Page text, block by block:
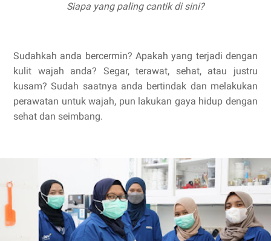
Siapa yang paling cantik di sini?
Sudahkah anda bercermin? Apakah yang terjadi dengan
kulit wajah anda? Segar, terawat, sehat, atau justru
kusam? Sudah saatnya anda bertindak dan melakukan
perawatan untuk wajah, pun lakukan gaya hidup dengan
sehat dan seimbang.